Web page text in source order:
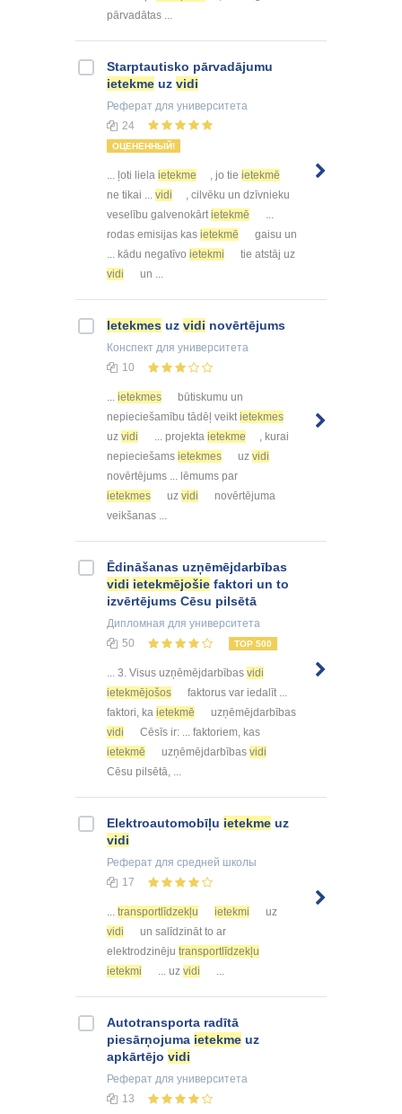
pārvadātas ...
Starptautisko pārvadājumu
ietekme uz vidi
Реферат для университета
24
ОЦЕНЕННЫЙ!
... ļoti liela ietekme , jo tie ietekmē
ne tikai ... vidi
, cilvēku un dzīvnieku
veselību galvenokārtietekmē
...
rodas emisijas kas ietekmē
gaisu un
... kādu negatīvo ietekmi
tie atstāj uz
vidi
un ...
Ietekmes uz vidi novērtējums
Конспект для университета
10
... ietekmes
būtiskumu un
nepieciešamību tādēļ veiktietekmes
uz vidi ... projekta ietekme
, kurai
nepieciešams ietekmes uz vidi
novērtējums ... lēmums par
ietekmes
uz vidi
novērtējuma
veikšanas ...
Ēdināšanas uzņēmējdarbības
vidi ietekmējošie faktori un to
izvērtējums Cēsu pilsētā
Дипломная для университета
50
TOP 500
... 3. Visus uzņēmējdarbības vidi
ietekmējošos
faktorus var iedalīt ...
faktori, ka ietekmē
uzņēmējdarbības
vidi
Cēsīs ir: ... faktoriem, kas
ietekmē
uzņēmējdarbības vidi
Cēsu pilsētā, ...
Elektroautomobīļu ietekme uz
vidi
Реферат для средней школы
17
... transportlīdzekļu ietekmi
uz
vidi
un salīdzināt to ar
elektrodzinēju transportlīdzekļu
ietekmi
... uz vidi ...
Autotransporta radītā
piesārņojuma ietekme uz
apkārtējo vidi
Реферат для университета
13